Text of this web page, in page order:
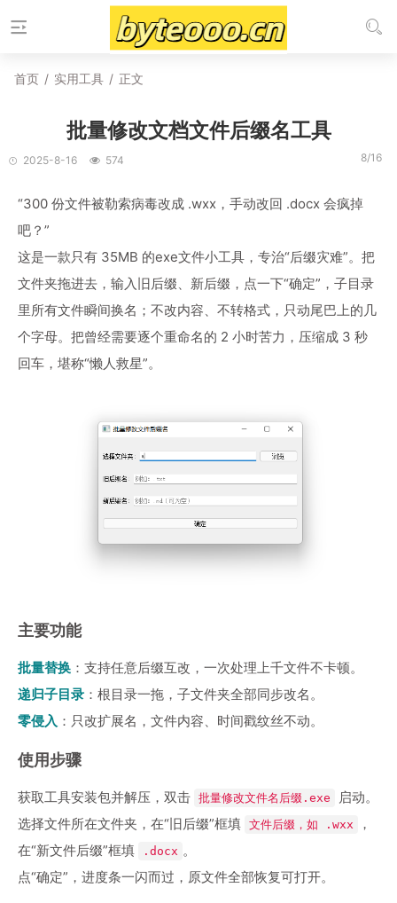
首页 / 实用工具 / 正文
批量修改文档文件后缀名工具
2025-8-16 574 8/16
“300 份文件被勒索病毒改成 .wxx，手动改回 .docx 会疯掉
吧？”
这是一款只有 35MB 的exe文件小工具，专治“后缀灾难”。把
文件夹拖进去，输入旧后缀、新后缀，点一下“确定”，子目录
里所有文件瞬间换名；不改内容、不转格式，只动尾巴上的几
个字母。把曾经需要逐个重命名的 2 小时苦力，压缩成 3 秒
回车，堪称“懒人救星”。
主要功能
批量替换 ：支持任意后缀互改，一次处理上千文件不卡顿。
递归子目录 ：根目录一拖，子文件夹全部同步改名。
零侵入 ：只改扩展名，文件内容、时间戳纹丝不动。
使用步骤
获取工具安装包并解压，双击 批量修改文件名后缀.exe
启动。
选择文件所在文件夹，在“旧后缀”框填 文件后缀，如 .wxx
，
在“新文件后缀”框填
.docx 。
点“确定”，进度条一闪而过，原文件全部恢复可打开。